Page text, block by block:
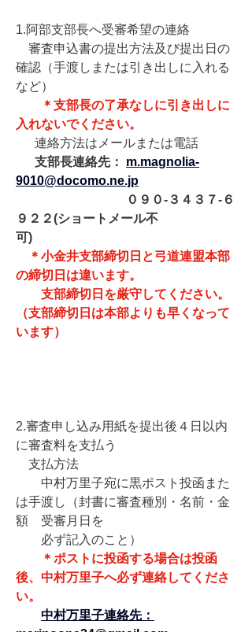
1.阿部支部長へ受審希望の連絡
審査申込書の提出方法及び提出日の
確認（手渡しまたは引き出しに入れる
など）
＊支部長の了承なしに引き出しに
入れないでください。
連絡方法はメールまたは電話
支部長連絡先： m.magnolia-
9010@docomo.ne.jp
０９０-３４３７-６
９２２(ショートメール不
可)
＊小金井支部締切日と弓道連盟本部
の締切日は違います。
支部締切日を厳守してください。
（支部締切日は本部よりも早くなって
います）
2.審査申し込み用紙を提出後４日以内
に審査料を支払う
支払方法
中村万里子宛に黒ポスト投函また
は手渡し（封書に審査種別・名前・金
額　受審月日を
必ず記入のこと）
＊ポストに投函する場合は投函
後、中村万里子へ必ず連絡してくださ
い。
中村万里子連絡先：